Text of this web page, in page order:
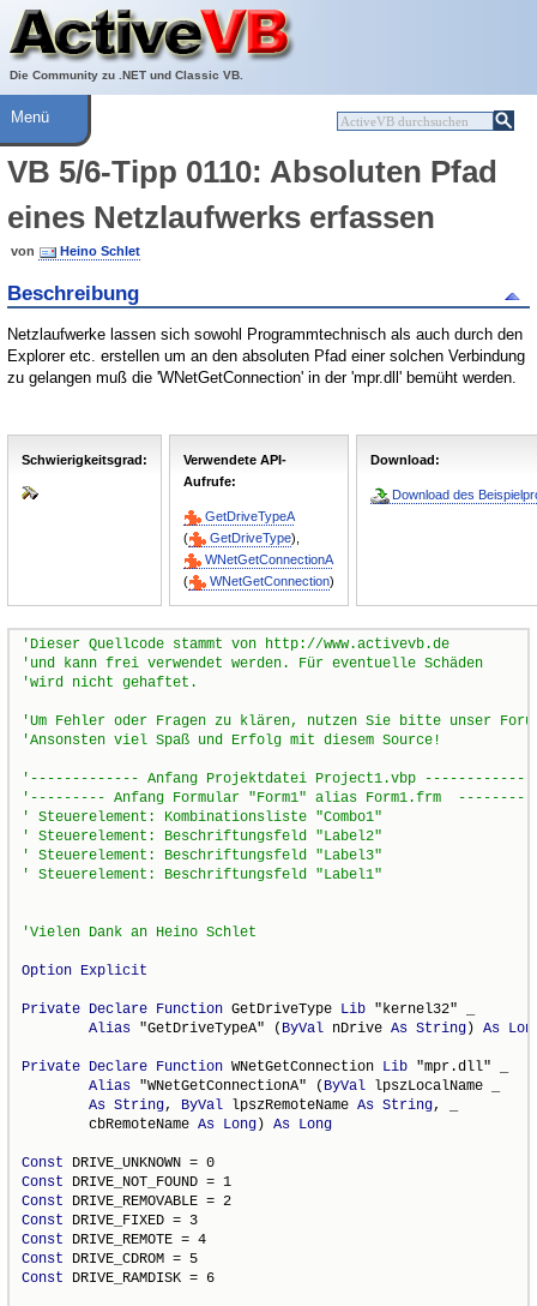
Die Community zu .NET und Classic VB.
Über ActiveVB
Hilfe
Menü
VB 5/6-Tipp 0110: Absoluten Pfad
eines Netzlaufwerks erfassen
von Heino Schlet
Beschreibung
Netzlaufwerke lassen sich sowohl Programmtechnisch als auch durch den
Explorer etc. erstellen um an den absoluten Pfad einer solchen Verbindung
zu gelangen muß die 'WNetGetConnection' in der 'mpr.dll' bemüht werden.
Schwierigkeitsgrad:
Verwendete API-
Aufrufe:
GetDriveTypeA
(
GetDriveType),
WNetGetConnectionA
(
WNetGetConnection)
Download:
Download des
Option Explicit
Private Declare Function GetDriveType Lib "kernel32" _
Alias "GetDriveTypeA" ( ByVal nDrive As String) As
Private Declare Function WNetGetConnection Lib "mpr.dll" _
Alias "WNetGetConnectionA" ( ByVal lpszLocalName _
As String, ByVal lpszRemoteName As String, _
        cbRemoteName
As Long) As Long
Const
Const
Const
Const
Const
Const
Const DRIVE_RAMDISK = 6